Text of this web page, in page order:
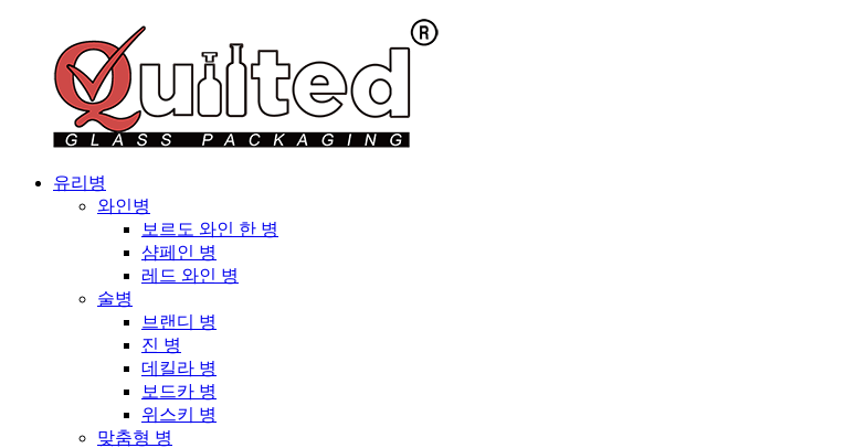
유리병
와인병
보르도 와인 한 병
샴페인 병
레드 와인 병
술병
브랜디 병
진 병
데킬라 병
보드카 병
위스키 병
맞춤형 병